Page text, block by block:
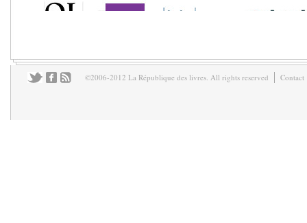
©2006-2012 La République des livres. All rights reserved Contact